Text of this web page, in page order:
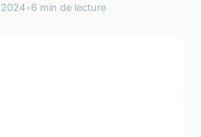
•6 min de lecture